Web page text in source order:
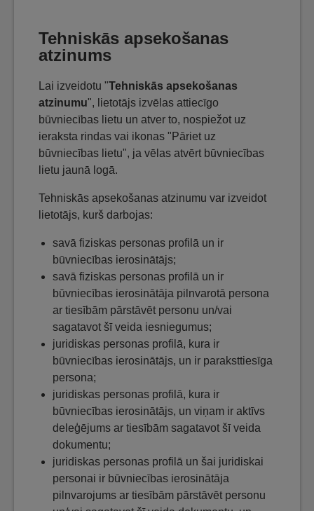
Tehniskās apsekošanas
atzinums
Lai izveidotu "Tehniskās apsekošanas
atzinumu", lietotājs izvēlas attiecīgo
būvniecības lietu un atver to, nospiežot uz
ieraksta rindas vai ikonas "Pāriet uz
būvniecības lietu", ja vēlas atvērt būvniecības
lietu jaunā logā.
Tehniskās apsekošanas atzinumu var izveidot
lietotājs, kurš darbojas:
savā fiziskas personas profilā un ir
būvniecības ierosinātājs;
savā fiziskas personas profilā un ir
būvniecības ierosinātāja pilnvarotā persona
ar tiesībām pārstāvēt personu un/vai
sagatavot šī veida iesniegumus;
juridiskas personas profilā, kura ir
būvniecības ierosinātājs, un ir paraksttiesīga
persona;
juridiskas personas profilā, kura ir
būvniecības ierosinātājs, un viņam ir aktīvs
deleģējums ar tiesībām sagatavot šī veida
dokumentu;
juridiskas personas profilā un šai juridiskai
personai ir būvniecības ierosinātāja
pilnvarojums ar tiesībām pārstāvēt personu